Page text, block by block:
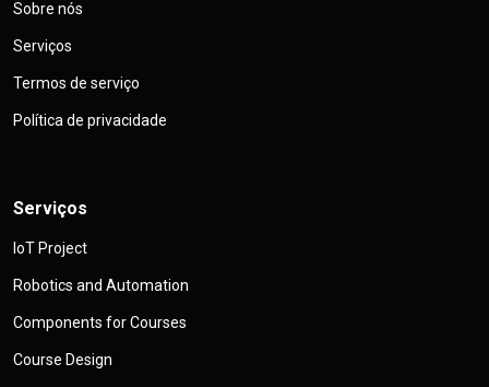
Sobre nós
Serviços
Termos de serviço
Política de privacidade
Serviços
IoT Project
Robotics and Automation
Components for Courses
Course Design